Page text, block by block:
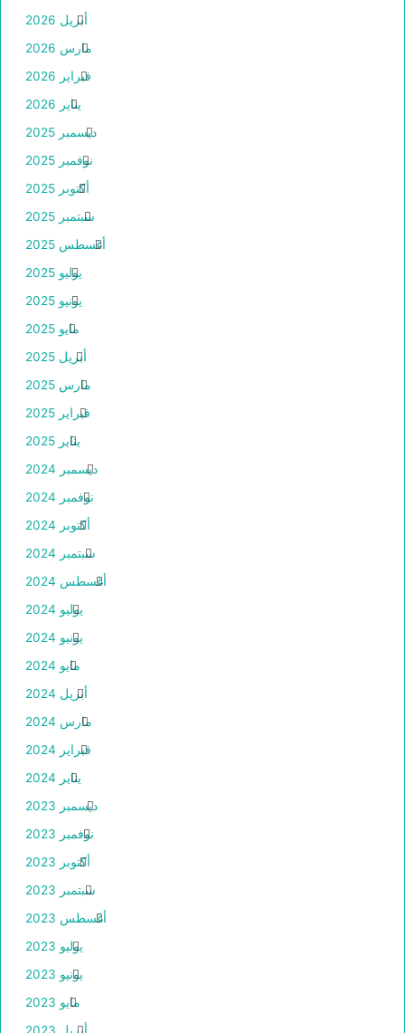
أبريل 2026
مارس 2026
فبراير 2026
يناير 2026
ديسمبر 2025
نوفمبر 2025
أكتوبر 2025
سبتمبر 2025
أغسطس 2025
يوليو 2025
يونيو 2025
مايو 2025
أبريل 2025
مارس 2025
فبراير 2025
يناير 2025
ديسمبر 2024
نوفمبر 2024
أكتوبر 2024
سبتمبر 2024
أغسطس 2024
يوليو 2024
يونيو 2024
مايو 2024
أبريل 2024
مارس 2024
فبراير 2024
يناير 2024
ديسمبر 2023
نوفمبر 2023
أكتوبر 2023
سبتمبر 2023
أغسطس 2023
يوليو 2023
يونيو 2023
مايو 2023
أبريل 2023